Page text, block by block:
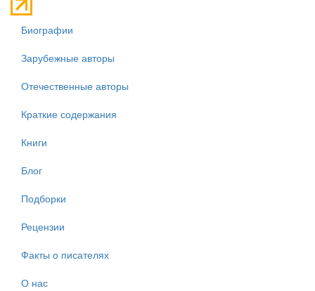
Биографии
Зарубежные авторы
Отечественные авторы
Краткие содержания
Книги
Блог
Подборки
Рецензии
Факты о писателях
О нас